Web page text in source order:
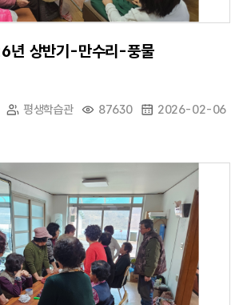
년 상반기-만수리-풍물
평생학습관 87630 2026-02-06